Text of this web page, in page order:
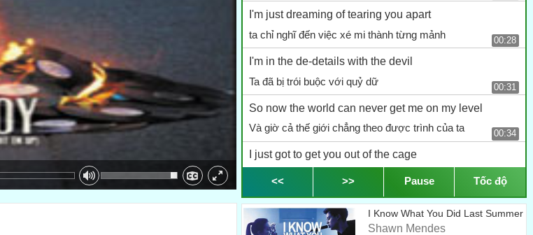
I'm just dreaming of tearing you apart
ta chỉ nghĩ đến việc xé mi thành từng mảnh
00:28
I'm in the de-details with the devil
Ta đã bị trói buộc với quỷ dữ
00:31
So now the world can never get me on my level
Và giờ cả thế giới chẳng theo được trình của ta
00:34
I just got to get you out of the cage
00:38
I'm a young lover's rage
Ta mang đầy sự điên cuồng của tình nhân trẻ tuổi
<< >> Pause Tốc độ
I Know What You Did Last Summer
Shawn Mendes